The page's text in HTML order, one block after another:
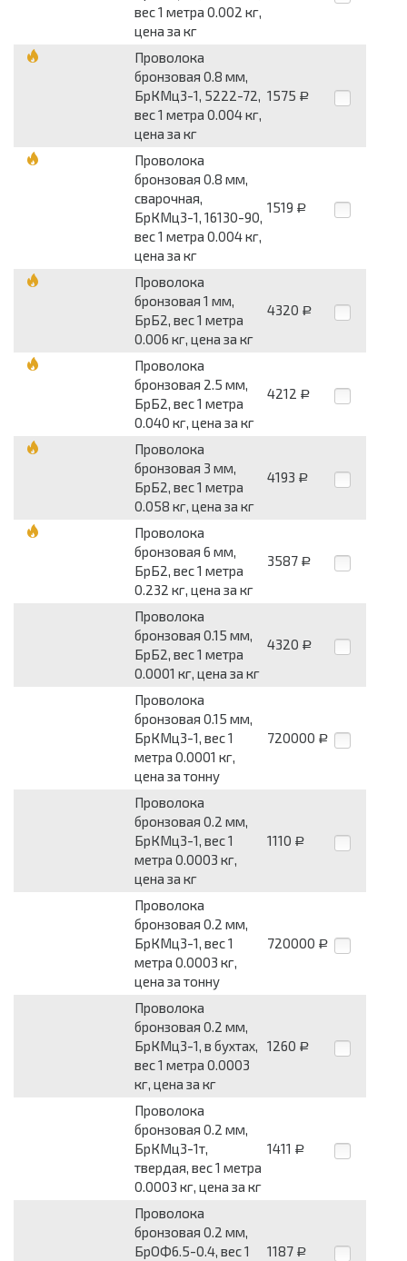
вес 1 метра 0.002 кг,
цена за кг
Проволока
бронзовая 0.8 мм,
БрКМц3-1, 5222-72,
вес 1 метра 0.004 кг,
цена за кг
1575 Р
Проволока
бронзовая 0.8 мм,
сварочная,
БрКМц3-1, 16130-90,
вес 1 метра 0.004 кг,
цена за кг
1519 Р
Проволока
бронзовая 1 мм,
БрБ2, вес 1 метра
0.006 кг, цена за кг
4320 Р
Проволока
бронзовая 2.5 мм,
БрБ2, вес 1 метра
0.040 кг, цена за кг
4212 Р
Проволока
бронзовая 3 мм,
БрБ2, вес 1 метра
0.058 кг, цена за кг
4193 Р
Проволока
бронзовая 6 мм,
БрБ2, вес 1 метра
0.232 кг, цена за кг
3587 Р
Проволока
бронзовая 0.15 мм,
БрБ2, вес 1 метра
0.0001 кг, цена за кг
4320 Р
Проволока
бронзовая 0.15 мм,
БрКМц3-1, вес 1
метра 0.0001 кг,
цена за тонну
720000 Р
Проволока
бронзовая 0.2 мм,
БрКМц3-1, вес 1
метра 0.0003 кг,
цена за кг
1110 Р
Проволока
бронзовая 0.2 мм,
БрКМц3-1, вес 1
метра 0.0003 кг,
цена за тонну
720000 Р
Проволока
бронзовая 0.2 мм,
БрКМц3-1, в бухтах,
вес 1 метра 0.0003
кг, цена за кг
1260 Р
Проволока
бронзовая 0.2 мм,
БрКМц3-1т,
твердая, вес 1 метра
0.0003 кг, цена за кг
1411 Р
Проволока
бронзовая 0.2 мм,
БрОФ6.5-0.4, вес 1
1187 Р